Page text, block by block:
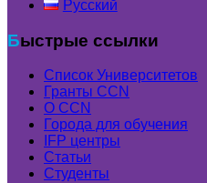
Русский
Быстрые ссылки
Список Университетов
Гранты ССN
О ССN
Города для обучения
IFP центры
Статьи
Студенты